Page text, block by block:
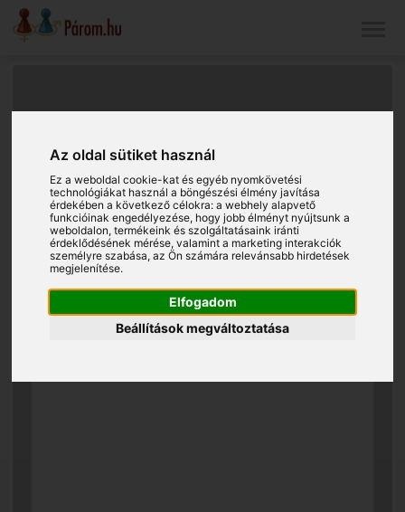
Az oldal sütiket használ
Ez a weboldal cookie-kat és egyéb nyomkövetési
technológiákat használ a böngészési élmény javítása
érdekében a következő célokra:a webhely alapvető
funkcióinak engedélyezése, hogy jobb élményt nyújtsunk a
weboldalon,termékeink és szolgáltatásaink iránti
érdeklődésének mérése, valamint a marketing interakciók
személyre szabása,az Ön számára relevánsabb hirdetések
megjelenítése.
Elfogadom
Beállítások megváltoztatása